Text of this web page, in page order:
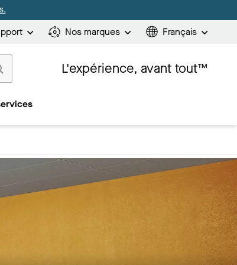
Nos marques Français
L'expérience, avant tout™